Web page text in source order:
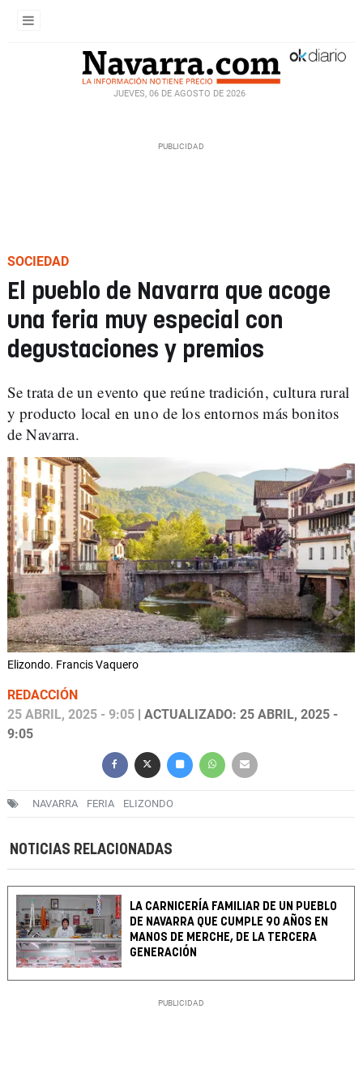
JUEVES, 06 DE AGOSTO DE 2026
SOCIEDAD
El pueblo de Navarra que acoge
una feria muy especial con
degustaciones y premios
Se trata de un evento que reúne tradición, cultura rural
y producto local en uno de los entornos más bonitos
de Navarra.
Elizondo. Francis Vaquero
REDACCIÓN
25 ABRIL, 2025 - 9:05 | ACTUALIZADO: 25 ABRIL, 2025 -
9:05
NAVARRA FERIA ELIZONDO
NOTICIAS RELACIONADAS
LA CARNICERÍA FAMILIAR DE UN PUEBLO
DE NAVARRA QUE CUMPLE 90 AÑOS EN
MANOS DE MERCHE, DE LA TERCERA
GENERACIÓN